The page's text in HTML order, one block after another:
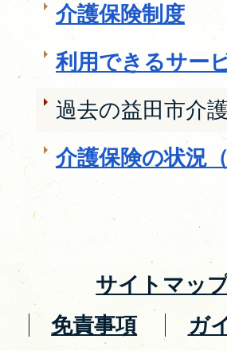
介護保険制度
利用できるサー
過去の益田市介
介護保険の状況
サイトマッ
免責事項
ガ